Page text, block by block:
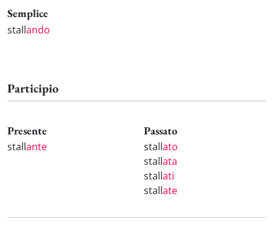
Semplice
stallando
Participio
Presente
stallante
Passato
stallato
stallata
stallati
stallate